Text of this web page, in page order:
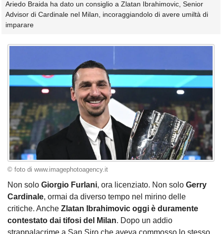
Ariedo Braida ha dato un consiglio a Zlatan Ibrahimovic, Senior
Advisor di Cardinale nel Milan, incoraggiandolo di avere umiltà di
imparare
© foto di www.imagephotoagency.it
Non solo Giorgio Furlani, ora licenziato. Non solo Gerry
Cardinale, ormai da diverso tempo nel mirino delle
critiche. Anche Zlatan Ibrahimovic oggi è duramente
contestato dai tifosi del Milan. Dopo un addio